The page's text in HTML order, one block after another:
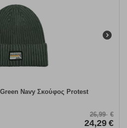
Navy Σκούφος Protest
26,99 €
24,29 €